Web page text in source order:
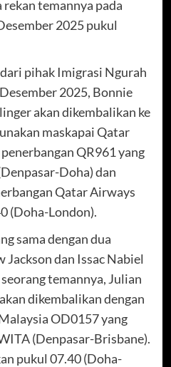
temannya pada
2025 pukul
pihak Imigrasi Ngurah
2025, Bonnie
akan dikembalikan ke
maskapai Qatar
QR961 yang
Doha) dan
Qatar Airways
(Doha-London).
sama dengan dua
dan Issac Nabiel
temannya, Julian
dikembalikan dengan
OD0157 yang
(Denpasar-Brisbane).
pukul 07.40 (Doha-